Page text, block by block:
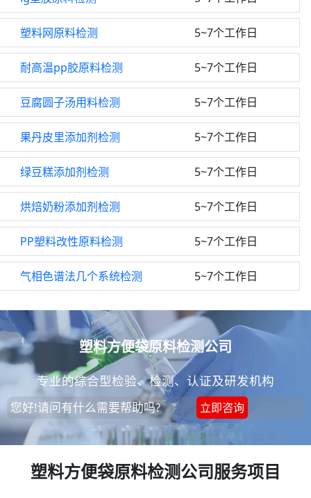
塑料网原料检测 5~7个工作日
耐高温pp胶原料检测 5~7个工作日
豆腐圆子汤用料检测 5~7个工作日
果丹皮里添加剂检测 5~7个工作日
绿豆糕添加剂检测 5~7个工作日
烘焙奶粉添加剂检测 5~7个工作日
PP塑料改性原料检测 5~7个工作日
气相色谱法几个系统检测 5~7个工作日
塑料方便袋原料检测公司
专业的综合型检验、检测、认证及研发机构
您好!请问有什么需要帮助吗? 立即咨询
塑料方便袋原料检测公司服务项目